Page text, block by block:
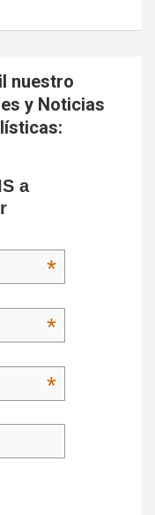
nuestro
y Noticias
a
*
*
*